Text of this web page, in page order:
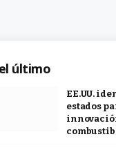
el último
EE.UU.
estados